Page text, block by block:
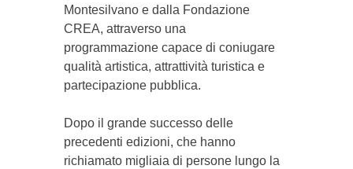
Montesilvano e dalla Fondazione
CREA, attraverso una
programmazione capace di coniugare
qualità artistica, attrattività turistica e
partecipazione pubblica.
Dopo il grande successo delle
precedenti edizioni, che hanno
richiamato migliaia di persone lungo la